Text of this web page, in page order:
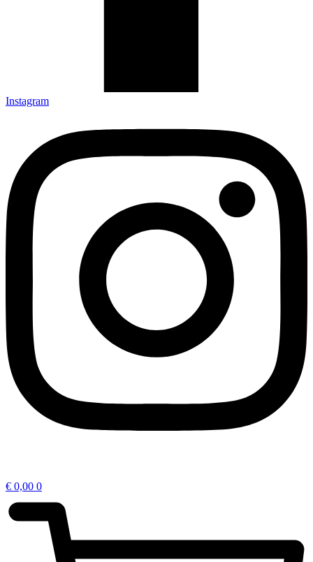
Instagram
€ 0,00 0